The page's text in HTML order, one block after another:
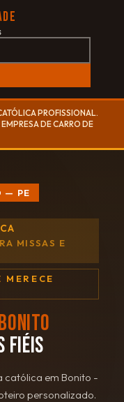
PROFISSIONAL.
DE CARRO DE
— PE
MISSAS E
MERECE
FIÉIS
católica em Bonito -
personalizado.